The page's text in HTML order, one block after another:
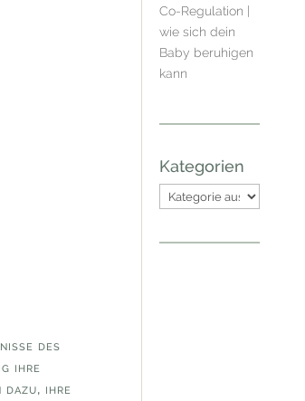
des
ihre
dazu, ihre
Co-Regulation |
wie sich dein
Baby beruhigen
kann
Kategorien
Kategorien